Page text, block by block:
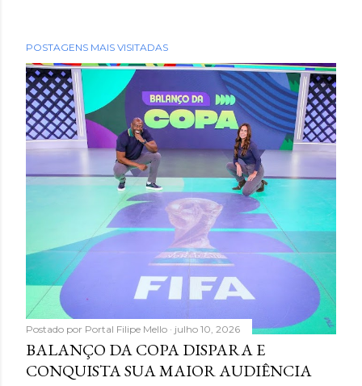
POSTAGENS MAIS VISITADAS
Postado por Portal Filipe Mello julho 10, 2026
BALANÇO DA COPA DISPARA E
CONQUISTA SUA MAIOR AUDIÊNCIA